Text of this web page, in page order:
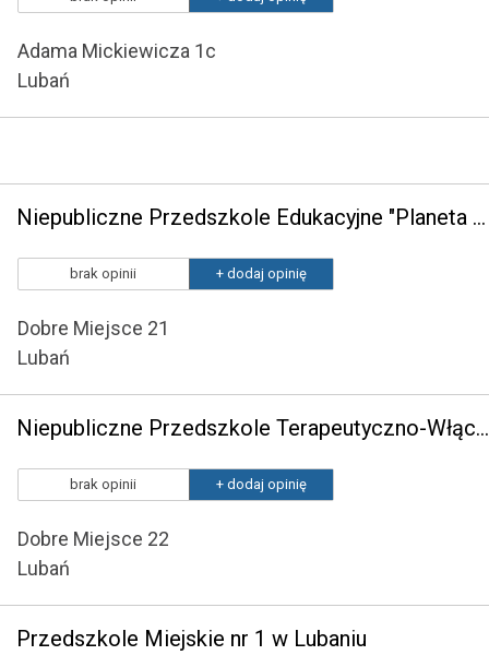
Adama Mickiewicza 1c
Lubań
Niepubliczne Przedszkole Edukacyjne "Planeta Uśmiechu" w Lubaniu
brak opinii + dodaj opinię
Dobre Miejsce 21
Lubań
Niepubliczne Przedszkole Terapeutyczno-Włączające "Hopp" w Lubaniu
brak opinii + dodaj opinię
Dobre Miejsce 22
Lubań
Przedszkole Miejskie nr 1 w Lubaniu